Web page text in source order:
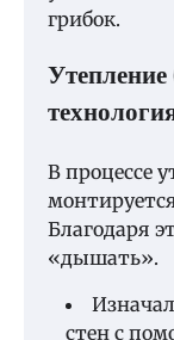
грибок.
В процессе
Благодаря
«дышать».
стен с